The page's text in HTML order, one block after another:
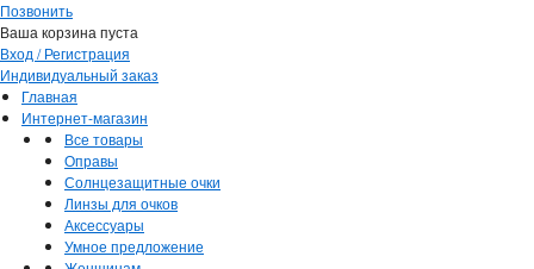
Позвонить
Ваша корзина пуста
Вход / Регистрация
Индивидуальный заказ
Главная
Интернет-магазин
Все товары
Оправы
Солнцезащитные очки
Линзы для очков
Аксессуары
Умное предложение